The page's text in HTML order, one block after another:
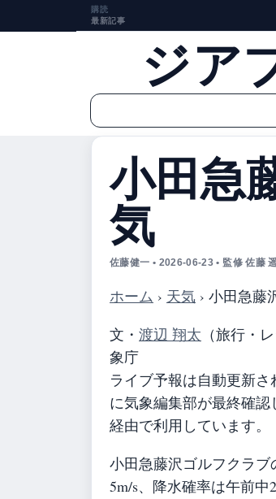
購読
最新記事
ジア
小田急
気
佐藤健一 • 2026-06-23 • 監修 佐藤
ホーム › 天気 › 小田急藤
文・ 渡辺 翔太 （旅行・
象庁
ライブ予報は自動更新さ
に気象編集部が最終確認
経由で利用しています。
小田急藤沢ゴルフクラブ
5m/s、降水確率は午前中